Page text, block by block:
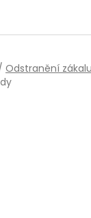
Odstranění